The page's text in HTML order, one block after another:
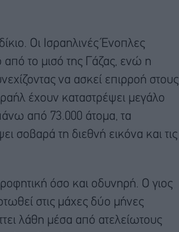
Οι Ισραηλινές Ένοπλες
το μισό της Γάζας, ενώ η
να ασκεί επιρροή στους
έχουν καταστρέψει μεγάλο
από 73.000 άτομα, τα
σοβαρά τη διεθνή εικόνα και τις
όσο και οδυνηρή. Ο γιος
στις μάχες δύο μήνες
λάθη μέσα από ατελείωτους